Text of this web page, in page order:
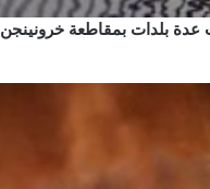
بلدات بمقاطعة خرونينجن